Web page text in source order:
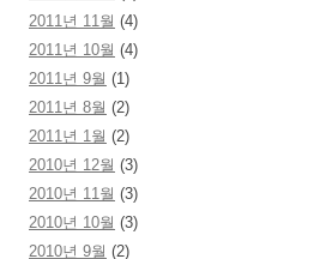
2011년 11월 (4)
2011년 10월 (4)
2011년 9월 (1)
2011년 8월 (2)
2011년 1월 (2)
2010년 12월 (3)
2010년 11월 (3)
2010년 10월 (3)
2010년 9월 (2)